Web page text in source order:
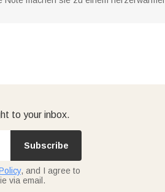
to your inbox.
Subscribe
, and I agree to
via email.